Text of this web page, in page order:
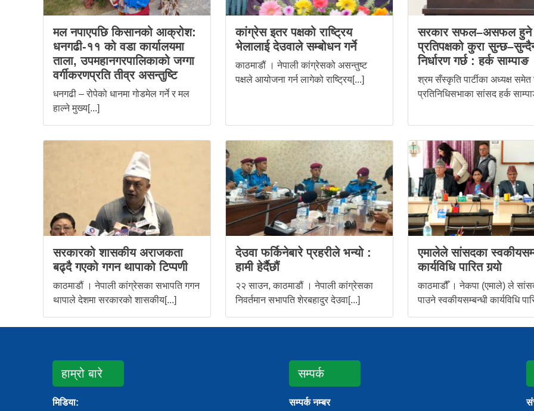
मल नपाएपछि किसानको आक्रोश:
धनगढी-११ को वडा कार्यालयमा
ताला, उपमहानगरपालिकाको जग्गा
वर्गीकरणप्रति तीव्र असन्तुष्टि
धनगढी – रोपेको धानमा गोडमेल गर्ने र मल
हाल्ने मुख्य[...]
कांग्रेस इतर पक्षको राष्ट्रिय
भेलालाई देउवाले सम्बोधन गर्ने
काठमाडौं । नेपाली कांग्रेसको असन्तुष्ट
पक्षले आयोजना गर्न लागेको राष्ट्रिय[...]
सरकार सफल–असफल हुने
प्रतिपक्षको कुरा
निर्धारण गर्छ : हर्क साम्पाङ
श्रम सँस्कृति पार्टीका अध्यक्ष समेत
प्रतिनिधिसभाका सांसद हर्क
सरकारको शासकीय अराजकता
बढ्दै गएको गगन थापाको टिप्पणी
काठमाडौं । नेपाली कांग्रेसका सभापति गगन
थापाले देशमा सरकारको शासकीय[...]
देउवा फर्किनेबारे प्रहरीले भन्यो :
हामी हेर्दैछौं
२२ साउन, काठमाडौं । नेपाली कांग्रेसका
निवर्तमान सभापति शेरबहादुर देउवा[...]
एमालेले सांसदका
कार्यविधि पारित गर्‍यो
काठमाडौँ । नेकपा (एमाले) ले
पाउने स्वकीयसम्बन्धी कार्यविधि
हाम्रो बारे
मिडिया:
सम्पर्क
सम्पर्क नम्बर